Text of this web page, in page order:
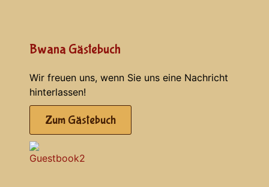
Bwana Gästebuch
Wir freuen uns, wenn Sie uns eine Nachricht
hinterlassen!
Zum Gästebuch